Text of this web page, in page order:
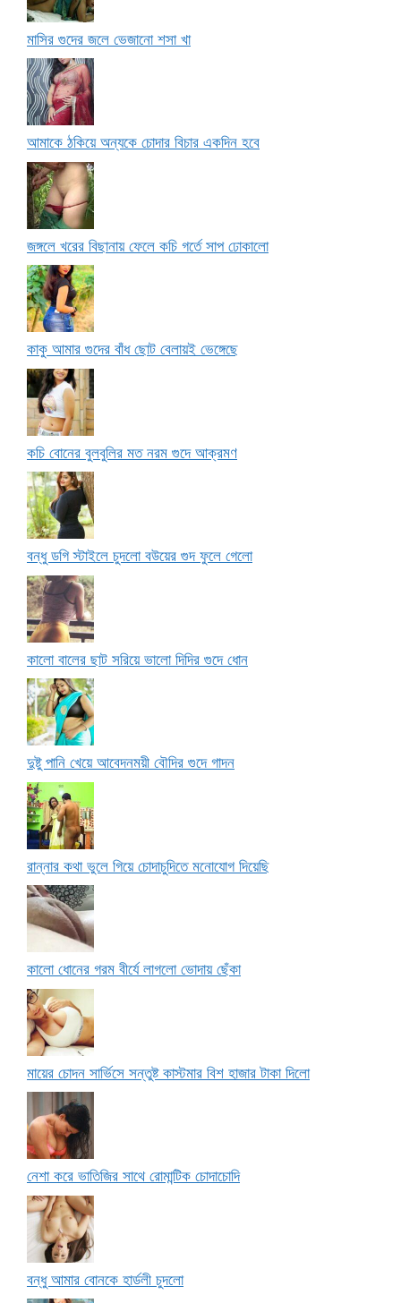
মাসির গুদের জলে ভেজানো শসা খা
আমাকে ঠকিয়ে অন্যকে চোদার বিচার একদিন হবে
জঙ্গলে খরের বিছানায় ফেলে কচি গর্তে সাপ ঢোকালো
কাকু আমার গুদের বাঁধ ছোট বেলায়ই ভেঙ্গেছে
কচি বোনের বুলবুলির মত নরম গুদে আক্রমণ
বন্ধু ডগি স্টাইলে চুদলো বউয়ের গুদ ফুলে গেলো
কালো বালের ছাট সরিয়ে ভালো দিদির গুদে ধোন
দুষ্টু পানি খেয়ে আবেদনময়ী বৌদির গুদে গাদন
রান্নার কথা ভুলে গিয়ে চোদাচুদিতে মনোযোগ দিয়েছি
কালো ধোনের গরম বীর্যে লাগলো ভোদায় ছেঁকা
মায়ের চোদন সার্ভিসে সন্তুষ্ট কাস্টমার বিশ হাজার টাকা দিলো
নেশা করে ভাতিজির সাথে রোমান্টিক চোদাচোদি
বন্ধু আমার বোনকে হার্ডলী চুদলো